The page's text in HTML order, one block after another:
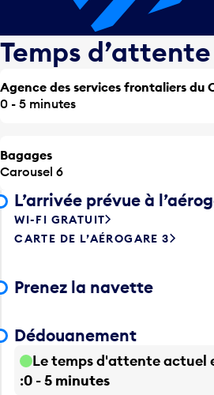
Temps
Agence des services frontaliers du
0 - 5 minutes
Bagages
Carousel 6
L’arrivée prévue à
WI-FI GRATUIT
CARTE DE L’AÉROGARE 3
Prenez la navette
Dédouanement
Le temps d'attente actuel
0 - 5 minutes